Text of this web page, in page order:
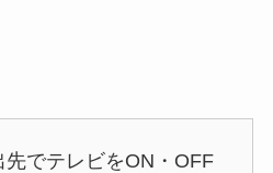
先でテレビをON・OFF